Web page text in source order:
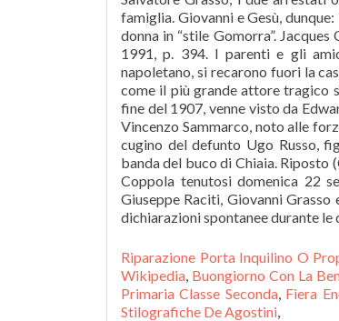
Riparazione Porta Inquilino O
Wikipedia, Buongiorno Con La
Primaria Classe Seconda, Fiera
Stilografiche De Agostini,